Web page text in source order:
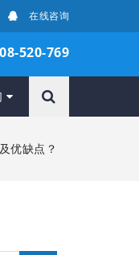
在线咨询
520-769
优缺点？